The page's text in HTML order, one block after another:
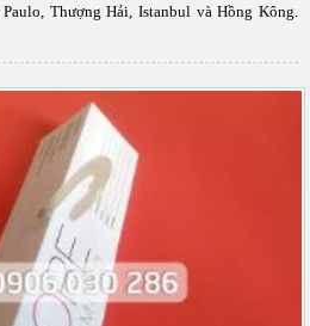
Thượng Hải, Istanbul và Hồng Kông.